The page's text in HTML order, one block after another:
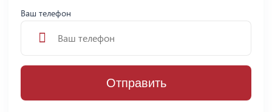
Ваш телефон
Отправить